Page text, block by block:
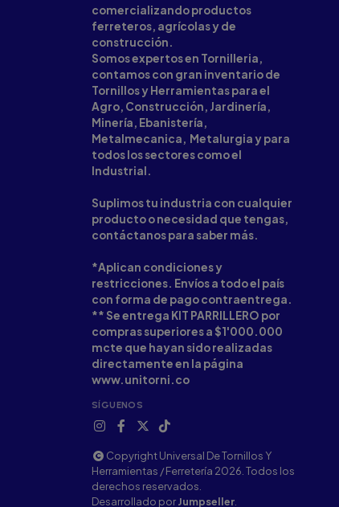
comercializando productos
ferreteros, agrícolas y de
construcción.
Somos expertos en Tornilleria,
contamos con gran inventario de
Tornillos y Herramientas para el
Agro, Construcción, Jardinería,
Minería, Ebanistería,
Metalmecanica, Metalurgia y para
todos los sectores como el
Industrial.
Suplimos tu industria con cualquier
producto o necesidad que tengas,
contáctanos para saber más.
*Aplican condiciones y
restricciones. Envíos a todo el país
con forma de pago contraentrega.
** Se entrega KIT PARRILLERO por
compras superiores a $1'000.000
mcte que hayan sido realizadas
directamente en la página
www.unitorni.co
SÍGUENOS
Copyright Universal De Tornillos Y
Herramientas / Ferretería 2026. Todos los
derechos reservados.
Desarrollado porJumpseller.